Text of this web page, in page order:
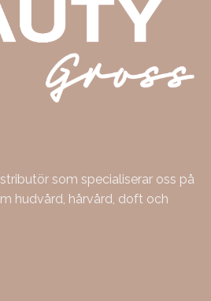
som specialiserar oss på
hudvård, hårvård, doft och